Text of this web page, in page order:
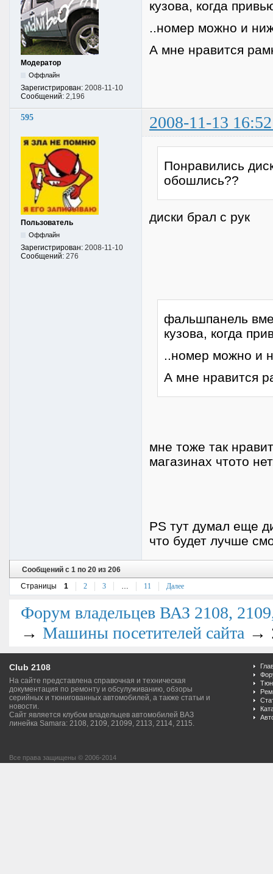
Модератор
Оффлайн
Зарегистрирован: 2008-11-10
Сообщений: 2,196
кузова, когда
..номер можно и
А мне нравится
595 2008-11-13
Пользователь
Оффлайн
Зарегистрирован: 2008-11-10
Сообщений: 276
Понравились
обошлись??
диски брал с рук
фальшпанель
кузова, когда
..номер можно и
А мне нравится
мне тоже так
магазинах чтото
PS тут думал еще
что будет лучше
Сообщений с 1 по 20 из 206
Страницы
1 2 3 … 11 Далее
Форум владельцев ВАЗ 2108,
→ Машины посетителей сайта →
Club 2108
На сайте представлена справочная и техническая
документация по ремонту и обсулуживанию, обзоры
серийных и тюнигованных автомобилей, а также статьи и
новости.
Сайт является клубом владельцев автомобилей ВАЗ
линейка Samara: 2108, 2109, 21099, 2113, 2114, 2115.
Все права защищены © 2006-2014